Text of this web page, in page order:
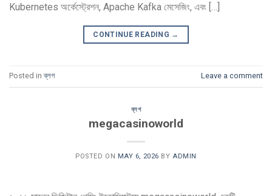
Kubernetes অর্কেস্ট্রেশন, Apache Kafka মেসেজিং, এবং […]
CONTINUE READING →
Posted inব্লগ Leave a comment
ব্লগ
megacasinoworld
POSTED ON MAY 6, 2026 BY ADMIN